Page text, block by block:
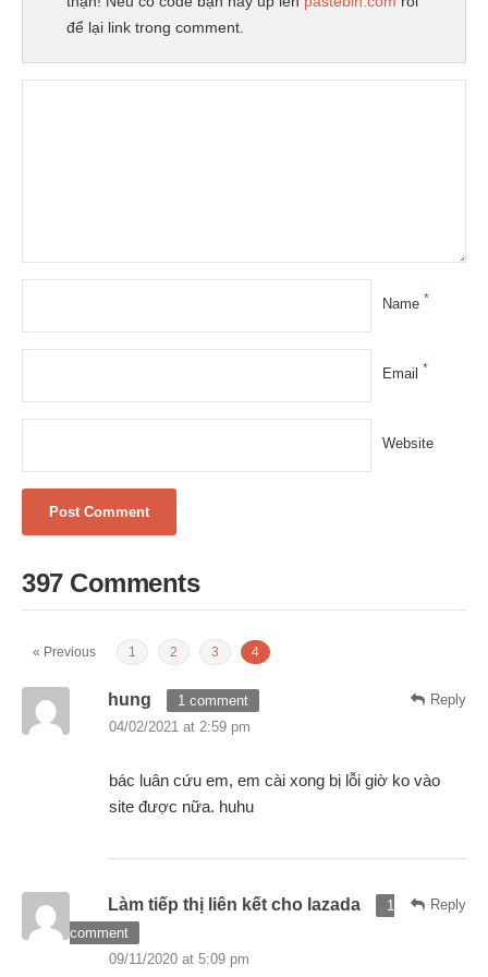
để lại link trong comment.
Name *
Email *
Website
397 Comments
« Previous 1 2 3 4
Reply
hung
1 comment
04/02/2021 at 2:59 pm
bác luân cứu em, em cài xong bị lỗi giờ ko vào
site được nữa. huhu
Reply
Làm tiếp thị liên kết cho lazada
1
comment
09/11/2020 at 5:09 pm